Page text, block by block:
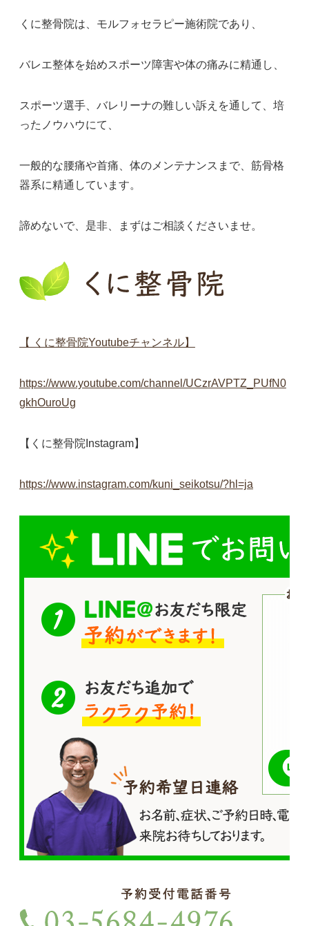
くに整骨院は、モルフォセラピー施術院であり、
バレエ整体を始めスポーツ障害や体の痛みに精通し、
スポーツ選手、バレリーナの難しい訴えを通して、培
ったノウハウにて、
一般的な腰痛や首痛、体のメンテナンスまで、筋骨格
器系に精通しています。
諦めないで、是非、まずはご相談くださいませ。
【 くに整骨院Youtubeチャンネル】
https://www.youtube.com/channel/UCzrAVPTZ_PUfN0
gkhOuroUg
【くに整骨院Instagram】
https://www.instagram.com/kuni_seikotsu/?hl=ja